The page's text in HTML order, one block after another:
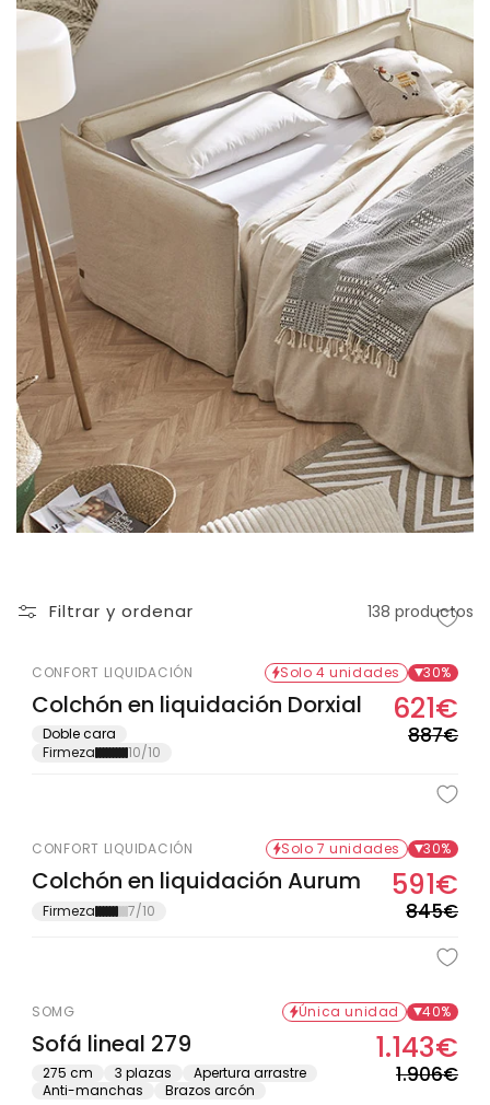
Filtrar y ordenar 138 productos
CONFORT LIQUIDACIÓN Solo 4 unidades 30%
Colchón en liquidación Dorxial
Doble cara
Firmeza
10/10
887€de
621€
CONFORT LIQUIDACIÓN Solo 7 unidades 30%
Colchón en liquidación Aurum
Firmeza 7/10 845€de
591€
SOMG Única unidad 40%
Sofá lineal 279
275 cm 3 plazas
Apertura arrastre
Anti-manchas
Brazos arcón
1.906€de
1.143€